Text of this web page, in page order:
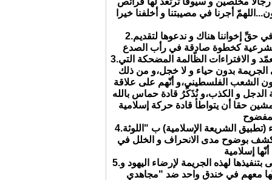
أجرنا في مصيبتنا و أخلفنا خيرا
2.نستنكر الجريمة البشعة التي ارتكبتها حماس في حقِّ إخواننا هناك و ندعوها لتقديم
3.ننكر على حماس الكذب المفضوح و التضليل المتعمّد و الافتراءات الظّالمة المضحكة التي
الشعب الفلسطيني،و أنّهم على علاقة
الدجل و الكذب،و نُذَكِّرُ قادة حماس بالله
حقا أن يتواطأ قادة حركة إسلامية
4.نتعجّب من وصف حماس لمطلب الإخوة الشهداء (تطبيق الشريعة الإسلامية) ب "اللوثة
بوضوح مدى الانحراف و الخلل في
5.نخوّف حماس بالله و نذكِّرها بأنّها و إن كانت تسعى بتنفيذها لهذه الجريمة لإرضاء اليهود و
معهم في خندق واحد ضد "مجاهدي